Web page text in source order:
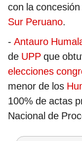
con la
Sur Peruano.
- Antauro
de UPP que
elecciones
menor de los
100% de actas
Nacional de